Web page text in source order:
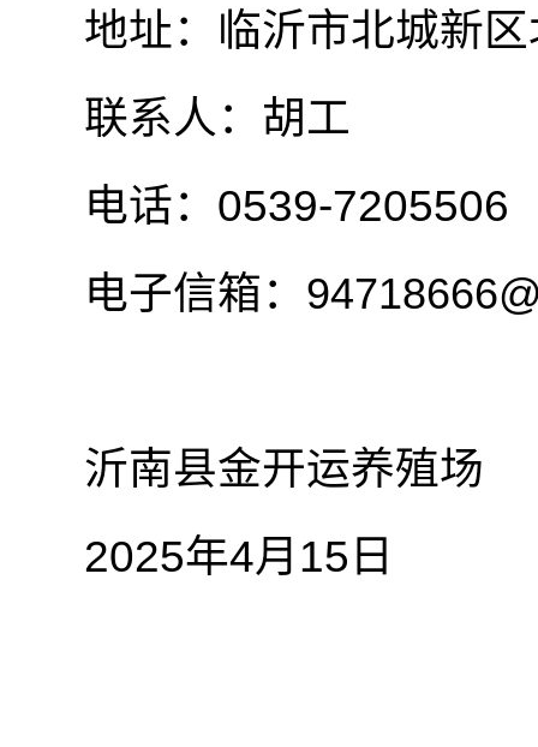
地址：临沂市北城新区
联系人：胡工
电话：0539-
电子信箱：
沂南县金开运养殖场
2025年4月15日